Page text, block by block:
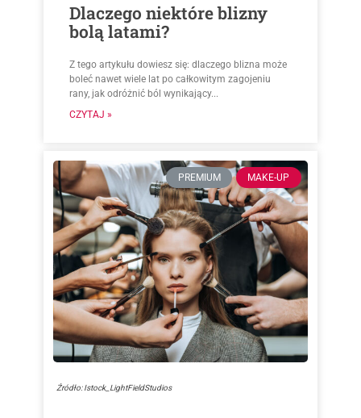
Dlaczego niektóre blizny
bolą latami?
Z tego artykułu dowiesz się: dlaczego blizna może
boleć nawet wiele lat po całkowitym zagojeniu
rany, jak odróżnić ból wynikający...
CZYTAJ »
PREMIUM MAKE-UP
Źródło: Istock_LightFieldStudios